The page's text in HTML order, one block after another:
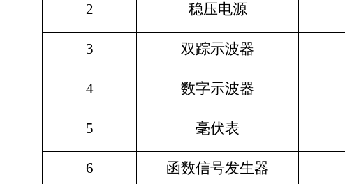
2 稳压电源
3 双踪示波器
4 数字示波器
5 毫伏表
6 函数信号发生器